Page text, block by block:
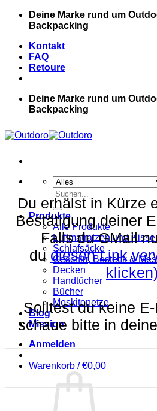
Zum
Deine Marke rund um
Backpacking
Kontakt
FAQ
Retoure
Deine Marke rund um
Backpacking
Suche
nach:
Produkte
Alle Produkte
Luftmatratzen und
Schlafsäcke
Geschirr, Besteck &
Decken
Handtücher
Bücher
Moskitonetze
Blog
Mission
Anmelden
Warenkorb /€0,00
Du erhälst in Kürze
Bestätigung deiner
Falls du GMail
du diesen Link
klicken)
Solltest du keine
schaue bitte in